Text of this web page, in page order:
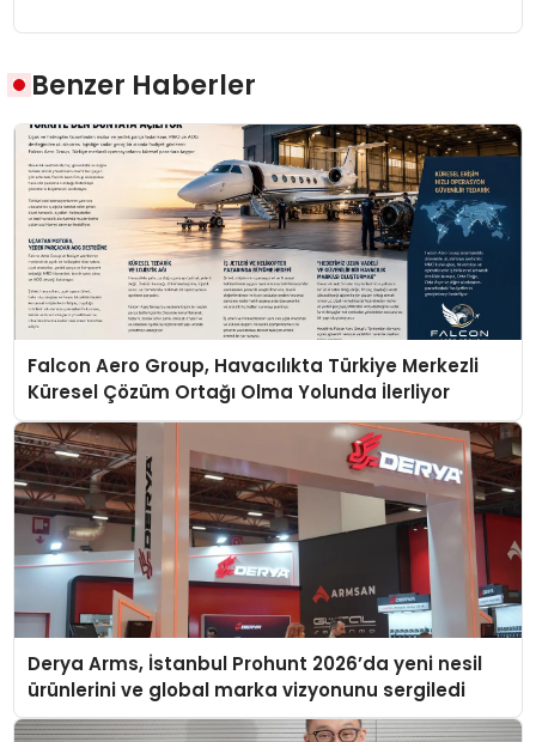
Benzer Haberler
Falcon Aero Group, Havacılıkta Türkiye Merkezli
Küresel Çözüm Ortağı Olma Yolunda İlerliyor
Derya Arms, İstanbul Prohunt 2026’da yeni nesil
ürünlerini ve global marka vizyonunu sergiledi